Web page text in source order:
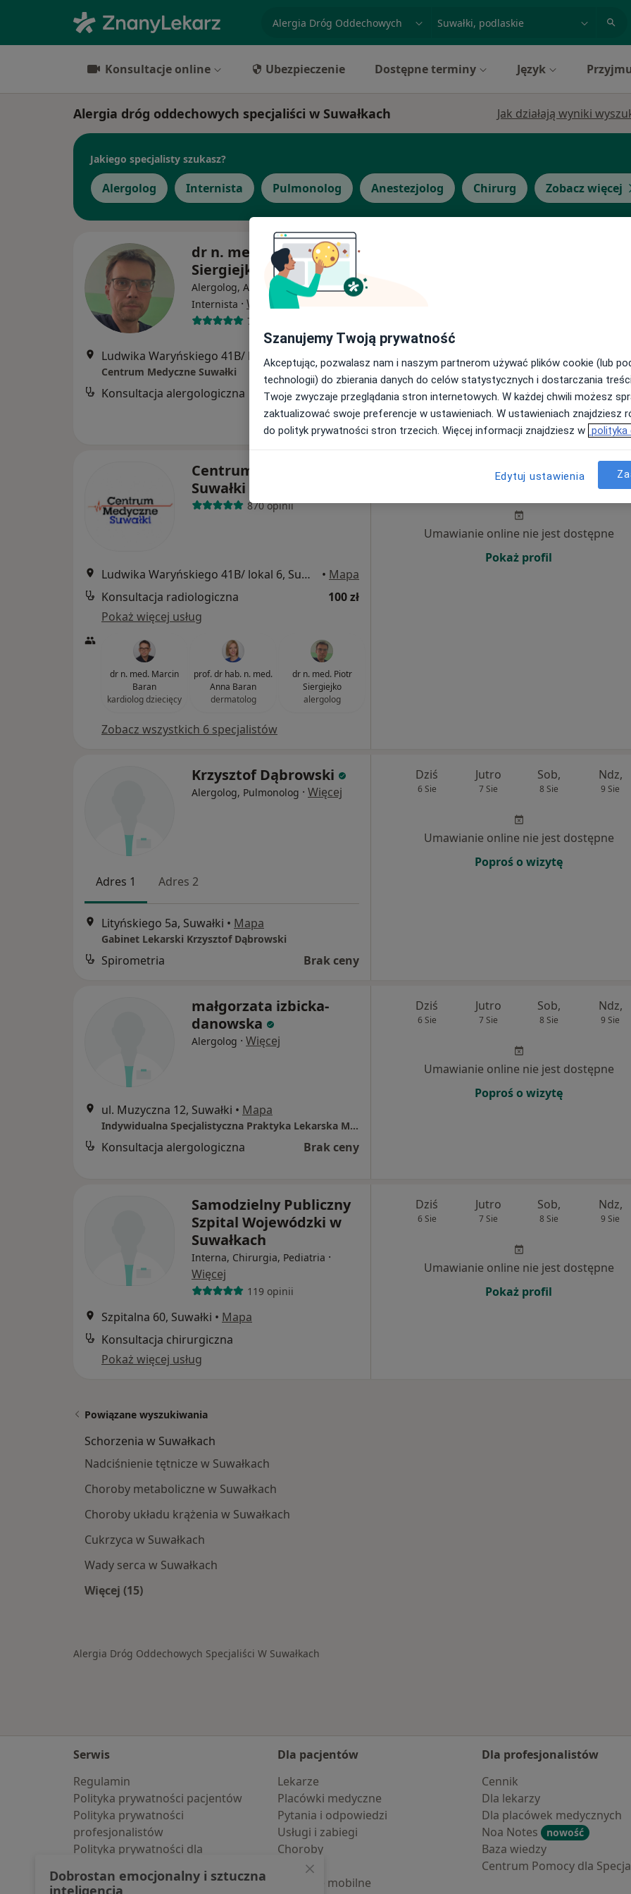
specjalizacja, badanie lub nazwisko
Konsultacje online Ubezpieczenie Dostępne terminy Język
Alergia dróg oddechowych specjaliści w Suwałkach Jak działają wyniki
Jakiego specjalisty szukasz?
Alergolog Internista Pulmonolog Anestezjolog Chirurg Zobacz więcej
dr n. med. Piotr
Siergiejko
Alergolog, Alergolog dziecięcy,
Internista · Więcej
73 opinie
Ludwika Waryńskiego 41B/ lokal 6, Suwałki Mapa
Centrum Medyczne Suwałki
Konsultacja alergologiczna 300 zł
Centrum Medyczne
Suwałki
870 opinii
Ludwika Waryńskiego 41B/ lokal 6, Suwałki • Mapa
Konsultacja radiologiczna
100 zł
Pokaż więcej usług
dr n. med. Marcin
Baran
kardiolog dziecięcy
prof. dr hab. n. med.
Anna Baran
dermatolog
dr n. med. Piotr
Siergiejko
alergolog
Zobacz wszystkich 6 specjalistów
Jutro Sob, Ndz,
Umawianie online nie jest dostępne
Pokaż profil
Krzysztof Dąbrowski
Alergolog, Pulmonolog · Więcej
Adres 1 Adres 2
Lityńskiego 5a, Suwałki • Mapa
Gabinet Lekarski Krzysztof Dąbrowski
Spirometria Brak ceny
Dziś
6 Sie
Jutro
7 Sie
Sob,
8 Sie
Ndz,
9 Sie
Umawianie online nie jest dostępne
Poproś o wizytę
małgorzata izbicka-
danowska
Alergolog · Więcej
ul. Muzyczna 12, Suwałki • Mapa
Indywidualna Specjalistyczna Praktyka Lekarska Małgorzata Izbicka-Danowska
Konsultacja alergologiczna Brak ceny
Dziś
6 Sie
Jutro
7 Sie
Sob,
8 Sie
Ndz,
9 Sie
Umawianie online nie jest dostępne
Poproś o wizytę
Samodzielny Publiczny
Szpital Wojewódzki w
Suwałkach
Interna, Chirurgia, Pediatria ·
Więcej
119 opinii
Szpitalna 60, Suwałki • Mapa
Konsultacja chirurgiczna
Pokaż więcej usług
Dziś
6 Sie
Jutro
7 Sie
Sob,
8 Sie
Ndz,
9 Sie
Umawianie online nie jest dostępne
Pokaż profil
Powiązane wyszukiwania
Schorzenia w Suwałkach
Nadciśnienie tętnicze w Suwałkach
Choroby metaboliczne w Suwałkach
Choroby układu krążenia w Suwałkach
Cukrzyca w Suwałkach
Wady serca w Suwałkach
Więcej (15)
Alergia Dróg Oddechowych Specjaliści W Suwałkach
Serwis
Regulamin
Polityka prywatności pacjentów
Polityka prywatności
profesjonalistów
Polityka prywatności dla
pozyskaliśmy samodzielnie
Dla pacjentów
Lekarze
Placówki medyczne
Pytania i odpowiedzi
Usługi i zabiegi
Choroby
Pomoc
Aplikacje mobilne
Dla profesjonalistów
Cennik
Dla lekarzy
Dla placówek medycznych
Noa Notes
nowość
Baza wiedzy
Centrum Pomocy dla
Szanujemy Twoją prywatność
Akceptując, pozwalasz nam i naszym partnerom używać plików cookie (lub
technologii) do zbierania danych do celów statystycznych i dostarczania
Twoje zwyczaje przeglądania stron internetowych. W każdej chwili możesz
zaktualizować swoje preferencje w ustawieniach. W ustawieniach znajdziesz
do polityk prywatności stron trzecich. Więcej informacji znajdziesz w polityka
Edytuj ustawienia
Dobrostan emocjonalny i sztuczna
inteligencja